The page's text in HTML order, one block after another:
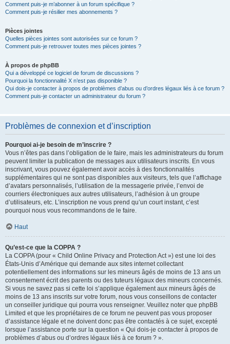
Comment puis-je m’abonner à un forum spécifique ?
Comment puis-je résilier mes abonnements ?
Pièces jointes
Quelles pièces jointes sont autorisées sur ce forum ?
Comment puis-je retrouver toutes mes pièces jointes ?
À propos de phpBB
Qui a développé ce logiciel de forum de discussions ?
Pourquoi la fonctionnalité X n’est pas disponible ?
Qui dois-je contacter à propos de problèmes d’abus ou d’ordres légaux liés à ce forum ?
Comment puis-je contacter un administrateur du forum ?
Problèmes de connexion et d’inscription
Pourquoi ai-je besoin de m’inscrire ?
Vous n’êtes pas dans l’obligation de le faire, mais les administrateurs du forum
peuvent limiter la publication de messages aux utilisateurs inscrits. En vous
inscrivant, vous pouvez également avoir accès à des fonctionnalités
supplémentaires qui ne sont pas disponibles aux visiteurs, tels que l’affichage
d’avatars personnalisés, l’utilisation de la messagerie privée, l’envoi de
courriers électroniques aux autres utilisateurs, l’adhésion à un groupe
d’utilisateurs, etc. L’inscription ne vous prend qu’un court instant, c’est
pourquoi nous vous recommandons de le faire.
Haut
Qu’est-ce que la COPPA ?
La COPPA (pour « Child Online Privacy and Protection Act ») est une loi des
États-Unis d’Amérique qui demande aux sites internet collectant
potentiellement des informations sur les mineurs âgés de moins de 13 ans un
consentement écrit des parents ou des tuteurs légaux des mineurs concernés.
Si vous ne savez pas si cette loi s’applique également aux mineurs âgés de
moins de 13 ans inscrits sur votre forum, nous vous conseillons de contacter
un conseiller juridique qui pourra vous renseigner. Veuillez noter que phpBB
Limited et que les propriétaires de ce forum ne peuvent pas vous proposer
d’assistance légale et ne doivent donc pas être contactés à ce sujet, excepté
lorsque l’assistance porte sur la question « Qui dois-je contacter à propos de
problèmes d’abus ou d’ordres légaux liés à ce forum ? ».